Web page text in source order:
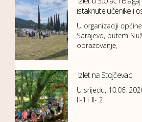
istaknute učenike i
U organizaciji
Sarajevo, putem
obrazovanje,
Izlet na Stojčevac
U srijedu, 10.06.
II-1 i II- 2